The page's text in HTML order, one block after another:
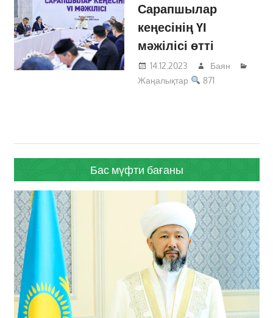
Сарапшылар
кеңесінің ҮІ
мәжілісі өтті
14.12.2023
Баян
Жаңалықтар
871
Бас мүфти бағаны